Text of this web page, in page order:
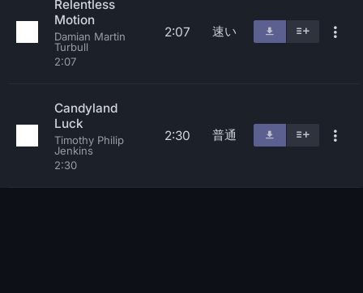
Relentless
Motion
Damian Martin
Turbull
2:07
2:07 速い
Candyland
Luck
Timothy Philip
Jenkins
2:30
2:30 普通